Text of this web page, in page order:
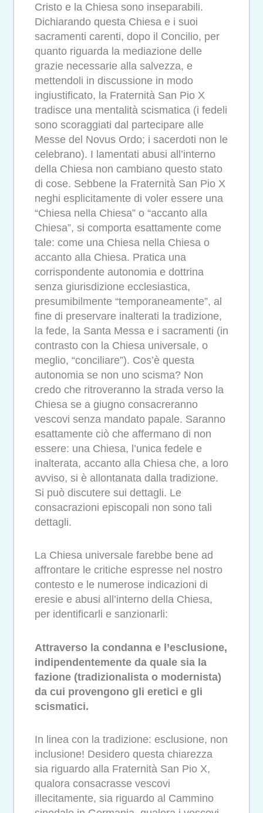
Cristo e la Chiesa sono inseparabili.
Dichiarando questa Chiesa e i suoi
sacramenti carenti, dopo il Concilio, per
quanto riguarda la mediazione delle
grazie necessarie alla salvezza, e
mettendoli in discussione in modo
ingiustificato, la Fraternità San Pio X
tradisce una mentalità scismatica (i fedeli
sono scoraggiati dal partecipare alle
Messe del Novus Ordo; i sacerdoti non le
celebrano). I lamentati abusi all’interno
della Chiesa non cambiano questo stato
di cose. Sebbene la Fraternità San Pio X
neghi esplicitamente di voler essere una
“Chiesa nella Chiesa” o “accanto alla
Chiesa”, si comporta esattamente come
tale: come una Chiesa nella Chiesa o
accanto alla Chiesa. Pratica una
corrispondente autonomia e dottrina
senza giurisdizione ecclesiastica,
presumibilmente “temporaneamente”, al
fine di preservare inalterati la tradizione,
la fede, la Santa Messa e i sacramenti (in
contrasto con la Chiesa universale, o
meglio, “conciliare”). Cos’è questa
autonomia se non uno scisma? Non
credo che ritroveranno la strada verso la
Chiesa se a giugno consacreranno
vescovi senza mandato papale. Saranno
esattamente ciò che affermano di non
essere: una Chiesa, l’unica fedele e
inalterata, accanto alla Chiesa che, a loro
avviso, si è allontanata dalla tradizione.
Si può discutere sui dettagli. Le
consacrazioni episcopali non sono tali
dettagli.
La Chiesa universale farebbe bene ad
affrontare le critiche espresse nel nostro
contesto e le numerose indicazioni di
eresie e abusi all’interno della Chiesa,
per identificarli e sanzionarli:
Attraverso la condanna e l’esclusione,
indipendentemente da quale sia la
fazione (tradizionalista o modernista)
da cui provengono gli eretici e gli
scismatici.
In linea con la tradizione: esclusione, non
inclusione! Desidero questa chiarezza
sia riguardo alla Fraternità San Pio X,
qualora consacrasse vescovi
illecitamente, sia riguardo al Cammino